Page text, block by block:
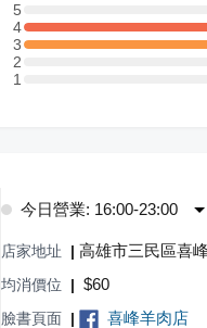
5
5 星：0 則評論
4
4 星：1 則評論
3
3 星：1 則評論
2
2 星：0 則評論
11 星：0 則評論
今日營業: 16:00-23:00
店家地址 | 高雄市三民區喜
均消價位 | $60
臉書頁面 | 喜峰羊肉店